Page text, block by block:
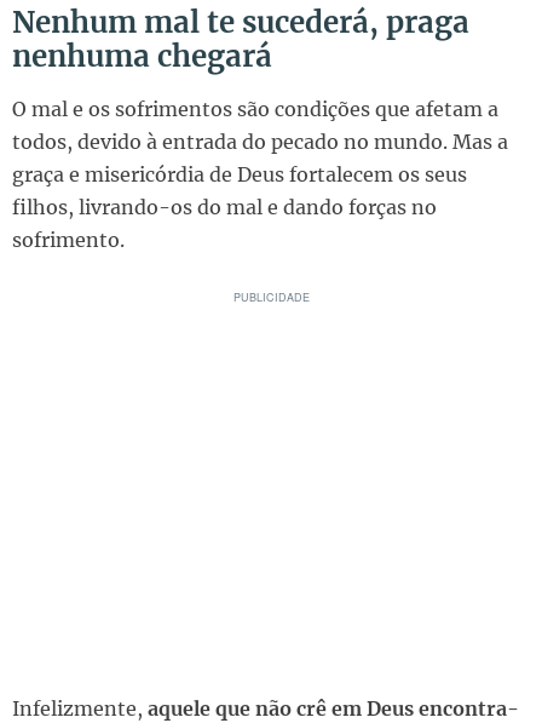
Nenhum mal te sucederá, praga
nenhuma chegará
O mal e os sofrimentos são condições que afetam a
todos, devido à entrada do pecado no mundo. Mas a
graça e misericórdia de Deus fortalecem os seus
filhos, livrando-os do mal e dando forças no
sofrimento.
Infelizmente, aquele que não crê em Deus encontra-